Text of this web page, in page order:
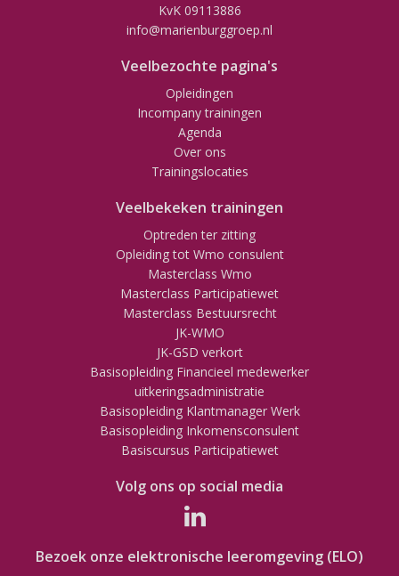
KvK 09113886
info@marienburggroep.nl
Veelbezochte pagina's
Opleidingen
Incompany trainingen
Agenda
Over ons
Trainingslocaties
Veelbekeken trainingen
Optreden ter zitting
Opleiding tot Wmo consulent
Masterclass Wmo
Masterclass Participatiewet
Masterclass Bestuursrecht
JK-WMO
JK-GSD verkort
Basisopleiding Financieel medewerker
uitkeringsadministratie
Basisopleiding Klantmanager Werk
Basisopleiding Inkomensconsulent
Basiscursus Participatiewet
Volg ons op social media
Bezoek onze elektronische leeromgeving (ELO)